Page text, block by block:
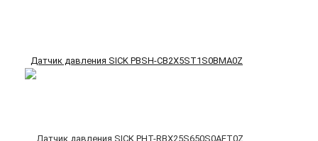
Датчик давления SICK PBSH-CB2X5ST1S0BMA0Z